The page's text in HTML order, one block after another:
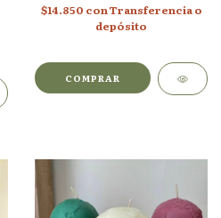
$14.850 conTransferencia o
depósito